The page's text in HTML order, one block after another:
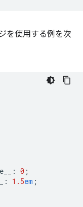
を使用する例を次
: 0 ;
: 1.5em ;